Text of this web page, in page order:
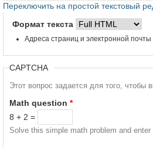
Переключить на простой текстовый
Формат текста
Адреса страниц и электронной
CAPTCHA
Этот вопрос задается для того,
Math question *
8 + 2 =
Solve this simple math problem and